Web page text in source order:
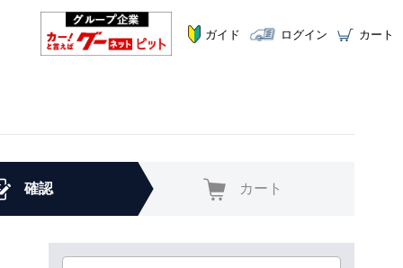
ガイド ログイン カート
確認 カート